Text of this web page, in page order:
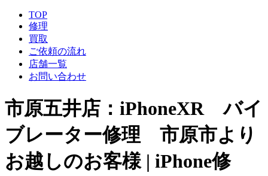
TOP
修理
買取
ご依頼の流れ
店舗一覧
お問い合わせ
市原五井店：iPhoneXR バイ
ブレーター修理 市原市より
お越しのお客様 | iPhone修